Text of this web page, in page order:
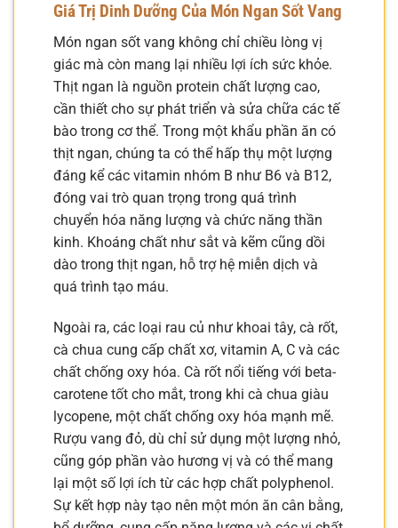
Giá Trị Dinh Dưỡng Của Món Ngan Sốt Vang
Món ngan sốt vang không chỉ chiều lòng vị
giác mà còn mang lại nhiều lợi ích sức khỏe.
Thịt ngan là nguồn protein chất lượng cao,
cần thiết cho sự phát triển và sửa chữa các tế
bào trong cơ thể. Trong một khẩu phần ăn có
thịt ngan, chúng ta có thể hấp thụ một lượng
đáng kể các vitamin nhóm B như B6 và B12,
đóng vai trò quan trọng trong quá trình
chuyển hóa năng lượng và chức năng thần
kinh. Khoáng chất như sắt và kẽm cũng dồi
dào trong thịt ngan, hỗ trợ hệ miễn dịch và
quá trình tạo máu.
Ngoài ra, các loại rau củ như khoai tây, cà rốt,
cà chua cung cấp chất xơ, vitamin A, C và các
chất chống oxy hóa. Cà rốt nổi tiếng với beta-
carotene tốt cho mắt, trong khi cà chua giàu
lycopene, một chất chống oxy hóa mạnh mẽ.
Rượu vang đỏ, dù chỉ sử dụng một lượng nhỏ,
cũng góp phần vào hương vị và có thể mang
lại một số lợi ích từ các hợp chất polyphenol.
Sự kết hợp này tạo nên một món ăn cân bằng,